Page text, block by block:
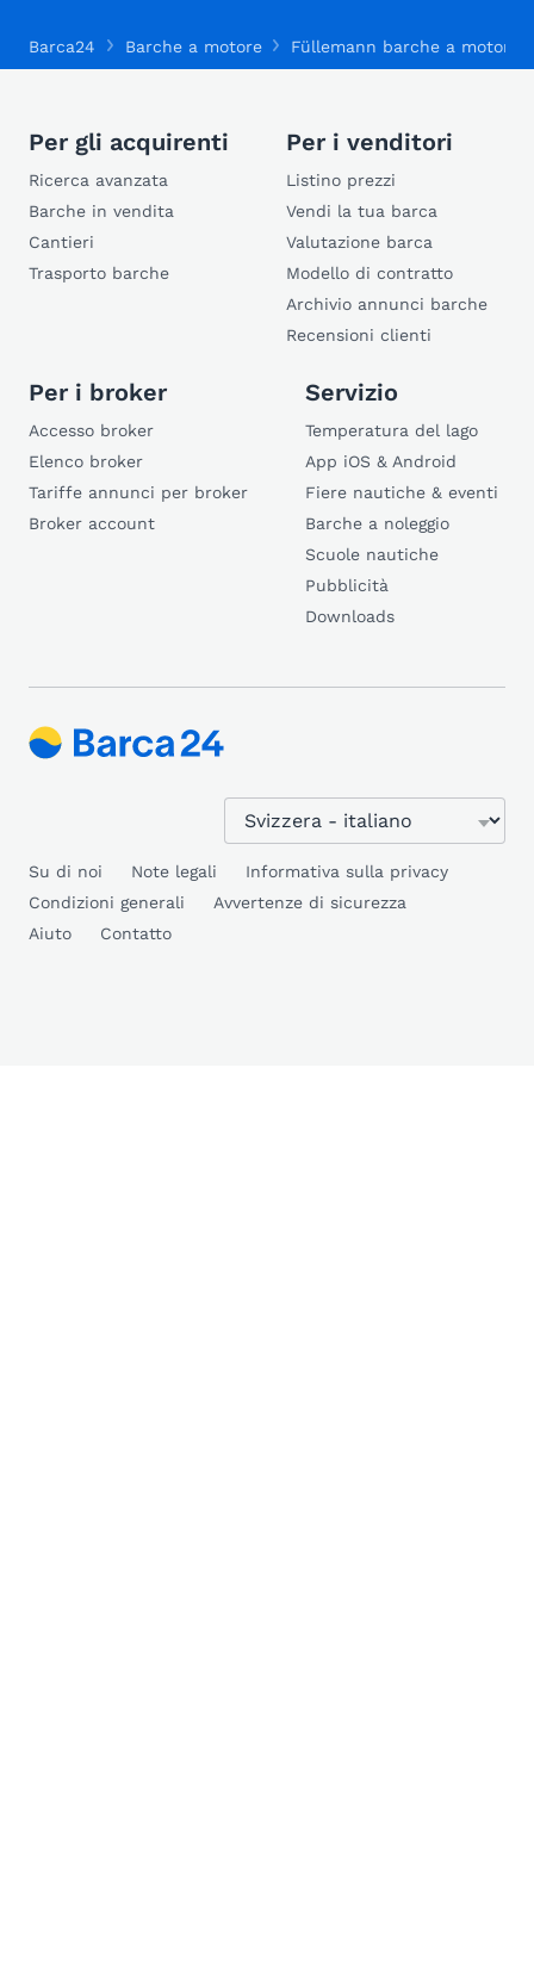
Barca24 Barche a motore Füllemann barche a motore
Per gli acquirenti
Ricerca avanzata
Barche in vendita
Cantieri
Trasporto barche
Per i venditori
Listino prezzi
Vendi la tua barca
Valutazione barca
Modello di contratto
Archivio annunci barche
Recensioni clienti
Per i broker
Accesso broker
Elenco broker
Tariffe annunci per broker
Broker account
Servizio
Temperatura del lago
App iOS & Android
Fiere nautiche & eventi
Barche a noleggio
Scuole nautiche
Pubblicità
Downloads
Su di noi Note legali
Informativa sulla privacy
Condizioni generali
Avvertenze di sicurezza
Aiuto
Contatto